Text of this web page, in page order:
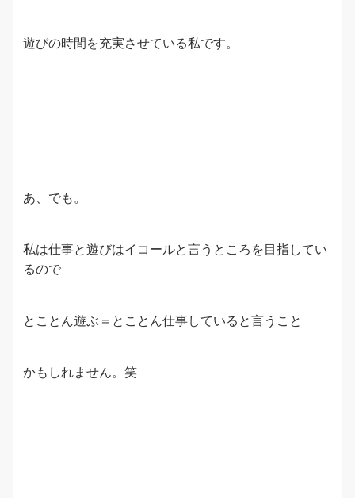
遊びの時間を充実させている私です。
あ、でも。
私は仕事と遊びはイコールと言うところを目指してい
るので
とことん遊ぶ＝とことん仕事していると言うこと
かもしれません。笑